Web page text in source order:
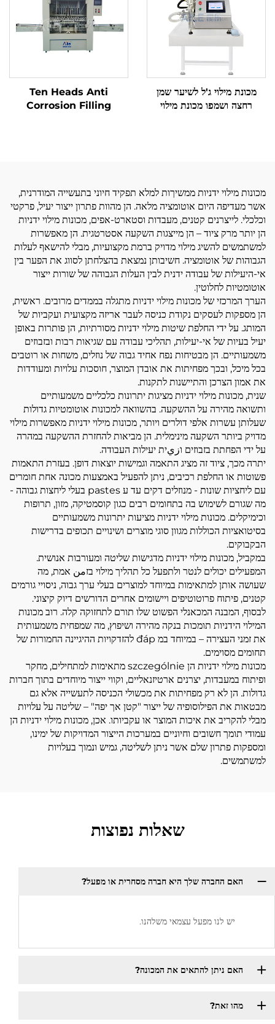
מכונת מילוי ג'ל לשיער שמן
רחצה ושמפו מכונת מילוי
Ten Heads Anti
Corrosion Filling
מכונות מילוי ידניות ממשיךות למלא תפקיד חיוני בתעשייה המודרנית,
אשר מעדיפה היום אוטומציה מלאה. הן מהוות פתרון ייצור יעיל, פרקטי
וכלכלי. לייצרנים קטנים, מעבדות וסטארט-אפים, מכונות מילוי ידניות
הן יותר מרק ציוד – הן מייצגות השקעה אסטרטגית. הן מאפשרות
למשתמשים להשיג מילוי מדויק ברמת מקצועיות, מבלי להישאף לעלות
הגבוהות של אוטומציה. חשיבותן נמצאת בהצלחתן לסווג את הפער בין
אי-היעילות של עבודה ידנית לבין העלות הגבוהה של שורות ייצור
אוטומטיות לחלוטין.
הערך המרכזי של מכונות מילוי ידניות מתגלה בממדים מרובים. ראשית,
הן מספקות לעסקים נקודת כניסה לעבר אריזה מקצועית ועקביות של
המותג. על ידי החלפת שיטות מילוי ידניות מסורתיות, הן פותרות באופן
יעיל בעיות של אי-יעילות, תהליכי עבודה עם שגיאות רבות ובזבוזים
משמעותיים. הן מבטיחות נפח אחיד גבוה של נוזלים, משחות או רוטבים
בכל מיכל, ובכך מפחיתות את אובדן המוצר, חוסכות עלויות ומעודדות
את אמון הצרכן והתיישנות לתקנות.
שנית, מכונות מילוי ידניות מציגות יתרונות כלכליים משמעותיים
ותשואה מהירה על ההשקעה. בהשוואה למכונות אוטומטיות גדולות
שעלותן עשרות אלפי דולרים ויותר, מכונות מילוי ידניות מאפשרות מילוי
מדויק ביותר השקעה מינימלית. הן מביאות להחזרת ההשקעה במהרה
על ידי הפחתת בזבוזים וزيית יעילות העבודה.
יתרה מכך, ציוד זה מציג התאמה וגמישות יוצאות דופן. בעזרת התאמות
פשוטות או החלפת רכיבים, ניתן להפעיל באמצעות מכונה אחת חומרים
עם ליחציות שונות - מנוזלים דקים עד ע pastes בעלי ליחצות גבוהה -
מה שגורם לשימוש בה בתחומים רבים כגון קוסמטיקה, מזון, תרופות
וכימיקלים. מכונות מילוי ידניות מציעות יתרונות משמעותיים
בסיטואציות הכוללות מגוון סוגי מוצרים ושינויים תכופים בדרישות
הבקבוקים.
במקביל, מכונות מילוי ידניות מדגישות שליטה ומעורבות אנושית.
המפעילים יכולים לנטר ולתפעל כל תהליך מילוי בזمن אמת, מה
שעושה אותן למתאימות במיוחד למוצרים בעלי ערך גבוה, ניסויי גורמים
קטנים, פיתוח פרוטוטיפים ויישומים אחרים הדורשים דיוק קיצוני.
לבסוף, המבנה המכאנלי הפשוט שלו תורם לתחזוקה קלה. רוב מכונות
המילוי הידניות תומכות בנקה מהירה ושיפוץ, מה שמפחית משמעותית
את זמני העצירה – במיוחד במ đáp להזדקויות ההיגיינה החמורות של
תחומים מסוימים.
מכונות מילוי ידניות הן szczególnie מתאימות למתחילים, מחקר
ופיתוח במעבדות, יצרנים ארטיזנאליים, וקווי ייצור מיוחדים בתוך חברות
גדולות. הן לא רק מפחיתות את מכשולי הכניסה לתעשייה אלא גם
מבטאות את הפילוסופיה של ייצור "קטן אך יפה" – שליטה על עלויות
מבלי להקריב את איכות המוצר או עקביותו. אכן, מכונות מילוי ידניות הן
עמודי תומך חשובים וחיוניים במערכות הייצור המדויקות של ימינו,
ומספקות פתרון שלם אשר ניתן לשליטה, גמיש ונמוך בעלויות
למשתמשים.
שאלות נפוצות
האם החברה שלך היא חברה מסחרית או מפעל?
יש לנו מפעל עצמאי משלהנו.
האם ניתן להתאים את המכונה?
מהו זאת?